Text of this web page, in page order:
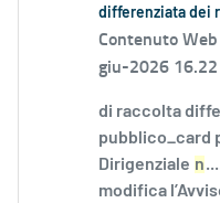
differenziata dei
Contenuto
giu-2026 16.22
di raccolta
pubblico_card
Dirigenziale n
modifica